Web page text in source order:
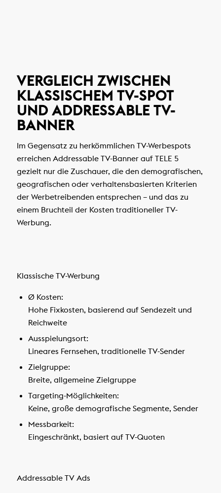
VERGLEICH ZWISCHEN
KLASSISCHEM TV-SPOT
UND ADDRESSABLE TV-
BANNER
Im Gegensatz zu herkömmlichen TV-Werbespots
erreichen Addressable TV-Banner auf TELE 5
gezielt nur die Zuschauer, die den demografischen,
geografischen oder verhaltensbasierten Kriterien
der Werbetreibenden entsprechen – und das zu
einem Bruchteil der Kosten traditioneller TV-
Werbung.
Klassische TV-Werbung
Ø Kosten:
Hohe Fixkosten, basierend auf Sendezeit und
Reichweite
Ausspielungsort:
Lineares Fernsehen, traditionelle TV-Sender
Zielgruppe:
Breite, allgemeine Zielgruppe
Targeting-Möglichkeiten:
Keine, große demografische Segmente, Sender
Messbarkeit:
Eingeschränkt, basiert auf TV-Quoten
Addressable TV Ads